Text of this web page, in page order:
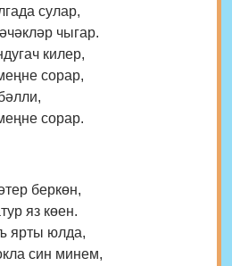
сулар,
чыгар.
килер,
сорар,
сорар.
беркөн,
яз көен.
ярты юлда,
син минем,